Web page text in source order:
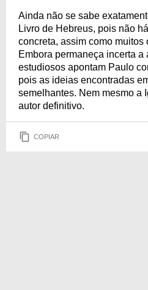
Ainda não se sabe
Livro de Hebreus, pois não
concreta, assim como muitos
Embora permaneça incerta a
estudiosos apontam Paulo
pois as ideias encontradas
semelhantes. Nem mesmo a
autor definitivo.
COPIAR